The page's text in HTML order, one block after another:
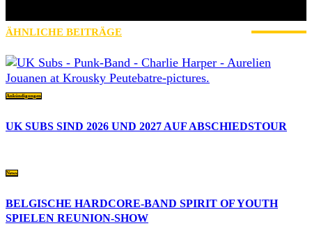
ÄHNLICHE BEITRÄGE
Ankündigungen
UK SUBS SIND 2026 UND 2027 AUF ABSCHIEDSTOUR
News
BELGISCHE HARDCORE-BAND SPIRIT OF YOUTH
SPIELEN REUNION-SHOW